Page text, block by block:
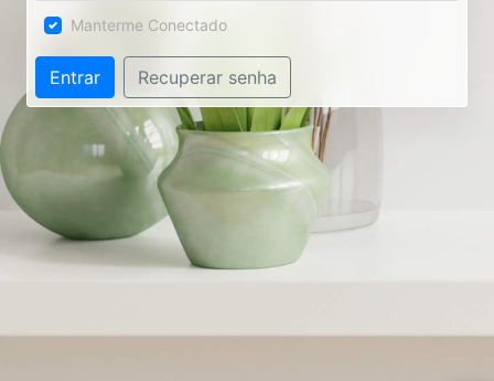
Manterme Conectado
Entrar Recuperar senha